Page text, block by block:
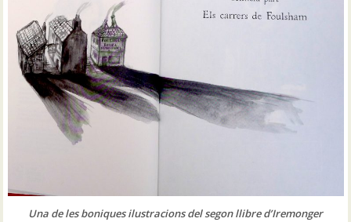
Una de les boniques ilustracions del segon llibre d’Iremonger